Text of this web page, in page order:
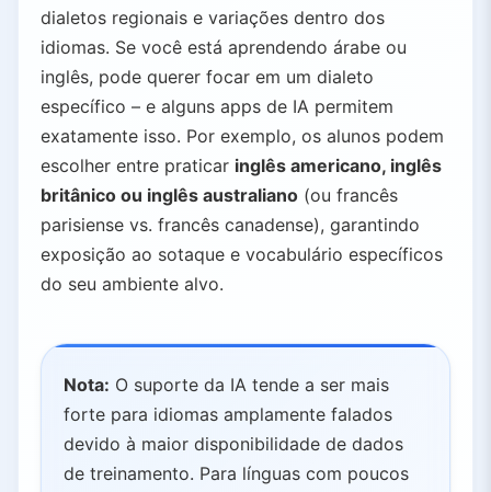
dialetos regionais e variações dentro dos
idiomas. Se você está aprendendo árabe ou
inglês, pode querer focar em um dialeto
específico – e alguns apps de IA permitem
exatamente isso. Por exemplo, os alunos podem
escolher entre praticar inglês americano, inglês
britânico ou inglês australiano (ou francês
parisiense vs. francês canadense), garantindo
exposição ao sotaque e vocabulário específicos
do seu ambiente alvo.
Nota: O suporte da IA tende a ser mais
forte para idiomas amplamente falados
devido à maior disponibilidade de dados
de treinamento. Para línguas com poucos